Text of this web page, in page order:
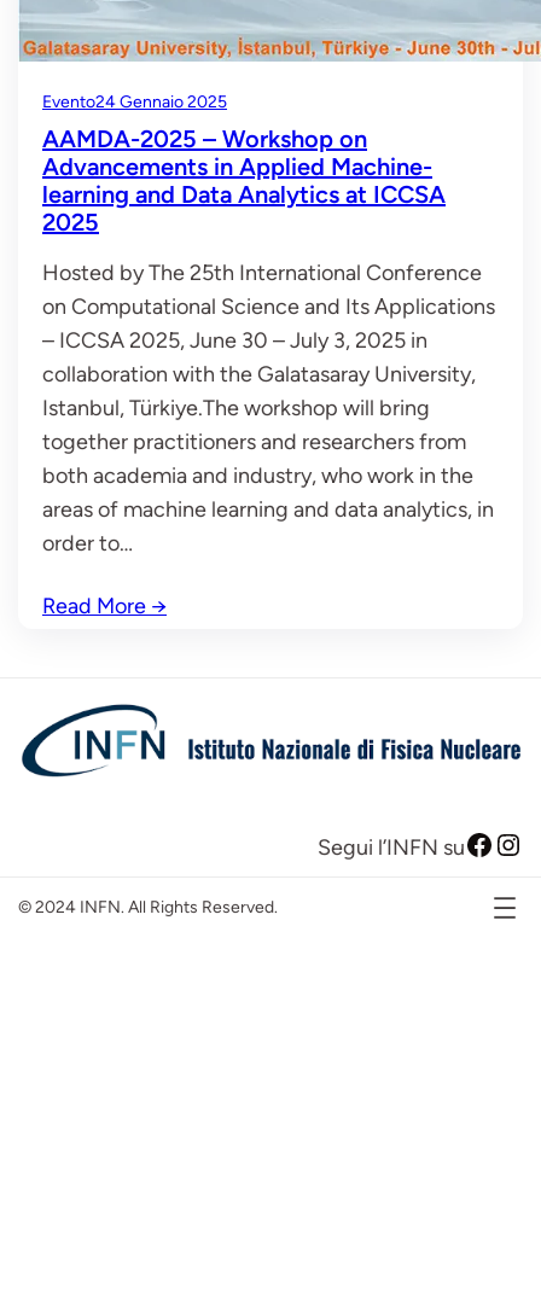
Evento24 Gennaio 2025
AAMDA-2025 – Workshop on
Advancements in Applied Machine-
learning and Data Analytics at ICCSA
2025
Hosted by The 25th International Conference
on Computational Science and Its Applications
– ICCSA 2025, June 30 – July 3, 2025 in
collaboration with the Galatasaray University,
Istanbul, Türkiye.The workshop will bring
together practitioners and researchers from
both academia and industry, who work in the
areas of machine learning and data analytics, in
order to…
Read More →
Facebook Instagram
Segui l’INFN su
© 2024 INFN. All Rights Reserved.